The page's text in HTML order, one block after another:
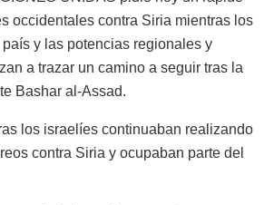
occidentales contra Siria mientras los
y las potencias regionales y
a trazar un camino a seguir tras la
Bashar al-Assad.
los israelíes continuaban realizando
contra Siria y ocupaban parte del